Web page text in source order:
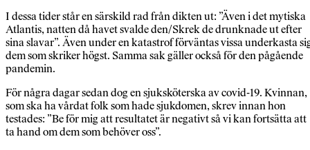
I dessa tider står en särskild rad från dikten ut: ”Även i det mytiska
Atlantis, natten då havet svalde den/Skrek de drunknade ut efter
sina slavar”. Även under en katastrof förväntas vissa underkasta
dem som skriker högst. Samma sak gäller också för den pågående
pandemin.
För några dagar sedan dog en sjuksköterska av covid-19. Kvinnan,
som ska ha vårdat folk som hade sjukdomen, skrev innan hon
testades: ”Be för mig att resultatet är negativt så vi kan fortsätta att
ta hand om dem som behöver oss”.